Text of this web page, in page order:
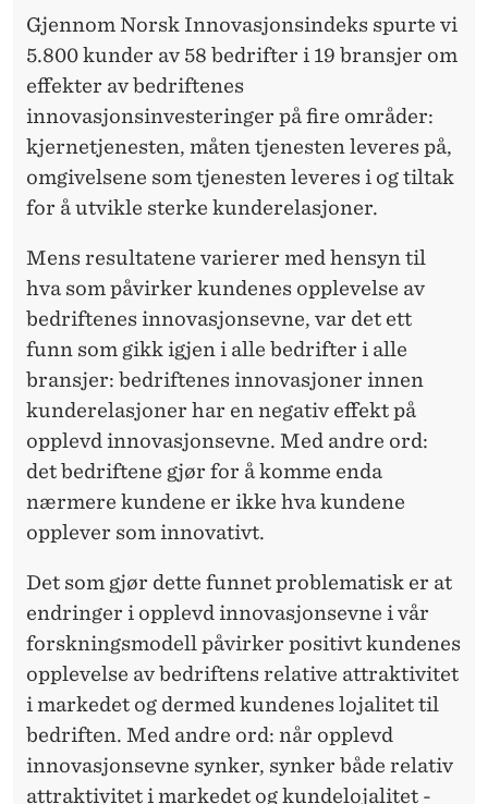
Gjennom Norsk Innovasjonsindeks spurte vi
5.800 kunder av 58 bedrifter i 19 bransjer om
effekter av bedriftenes
innovasjonsinvesteringer på fire områder:
kjernetjenesten, måten tjenesten leveres på,
omgivelsene som tjenesten leveres i og tiltak
for å utvikle sterke kunderelasjoner.
Mens resultatene varierer med hensyn til
hva som påvirker kundenes opplevelse av
bedriftenes innovasjonsevne, var det ett
funn som gikk igjen i alle bedrifter i alle
bransjer: bedriftenes innovasjoner innen
kunderelasjoner har en negativ effekt på
opplevd innovasjonsevne. Med andre ord:
det bedriftene gjør for å komme enda
nærmere kundene er ikke hva kundene
opplever som innovativt.
Det som gjør dette funnet problematisk er at
endringer i opplevd innovasjonsevne i vår
forskningsmodell påvirker positivt kundenes
opplevelse av bedriftens relative attraktivitet
i markedet og dermed kundenes lojalitet til
bedriften. Med andre ord: når opplevd
innovasjonsevne synker, synker både relativ
attraktivitet i markedet og kundelojalitet -